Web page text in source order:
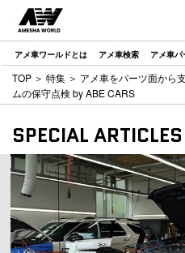
アメ車ワールドとは アメ車検索 アメ車
TOP ＞ 特集 ＞ アメ車をパーツ面から
ムの保守点検 by ABE CARS
SPECIAL ARTICLES